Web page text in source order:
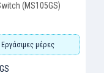
(MS105GS)
μέρες